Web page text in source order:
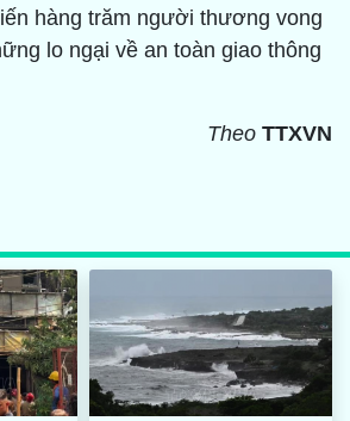
hàng trăm người thương vong
lo ngại về an toàn giao thông
Theo TTXVN